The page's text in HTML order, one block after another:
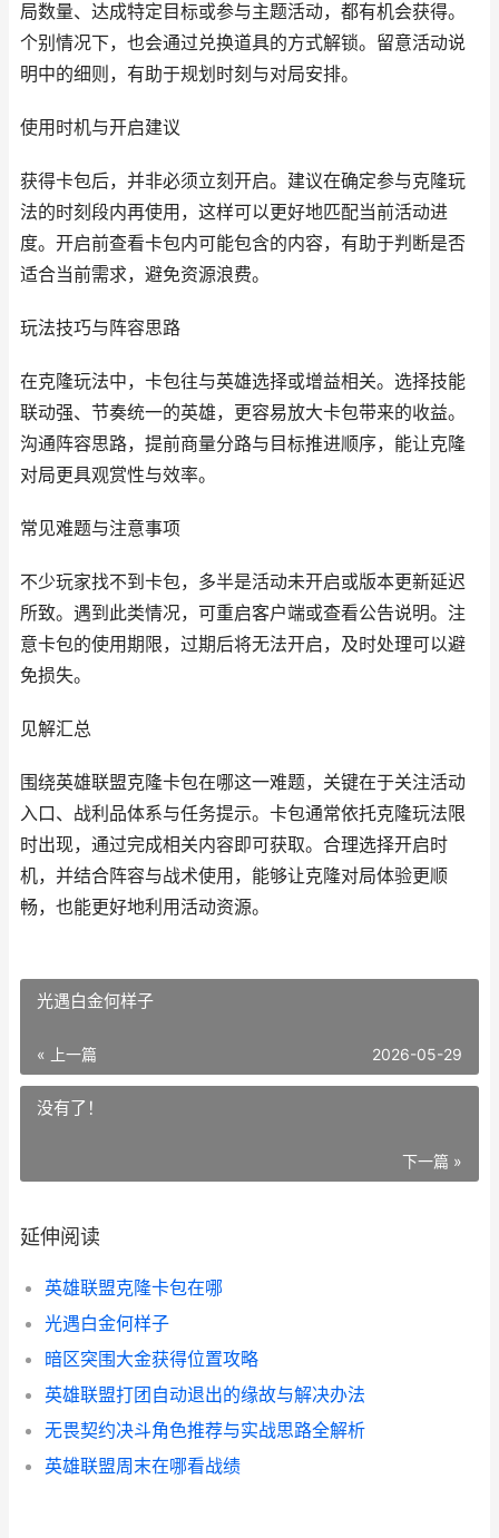
局数量、达成特定目标或参与主题活动，都有机会获得。
个别情况下，也会通过兑换道具的方式解锁。留意活动说
明中的细则，有助于规划时刻与对局安排。
使用时机与开启建议
获得卡包后，并非必须立刻开启。建议在确定参与克隆玩
法的时刻段内再使用，这样可以更好地匹配当前活动进
度。开启前查看卡包内可能包含的内容，有助于判断是否
适合当前需求，避免资源浪费。
玩法技巧与阵容思路
在克隆玩法中，卡包往与英雄选择或增益相关。选择技能
联动强、节奏统一的英雄，更容易放大卡包带来的收益。
沟通阵容思路，提前商量分路与目标推进顺序，能让克隆
对局更具观赏性与效率。
常见难题与注意事项
不少玩家找不到卡包，多半是活动未开启或版本更新延迟
所致。遇到此类情况，可重启客户端或查看公告说明。注
意卡包的使用期限，过期后将无法开启，及时处理可以避
免损失。
见解汇总
围绕英雄联盟克隆卡包在哪这一难题，关键在于关注活动
入口、战利品体系与任务提示。卡包通常依托克隆玩法限
时出现，通过完成相关内容即可获取。合理选择开启时
机，并结合阵容与战术使用，能够让克隆对局体验更顺
畅，也能更好地利用活动资源。
光遇白金何样子
« 上一篇 2026-05-29
没有了！
下一篇 »
延伸阅读
英雄联盟克隆卡包在哪
光遇白金何样子
暗区突围大金获得位置攻略
英雄联盟打团自动退出的缘故与解决办法
无畏契约决斗角色推荐与实战思路全解析
英雄联盟周末在哪看战绩